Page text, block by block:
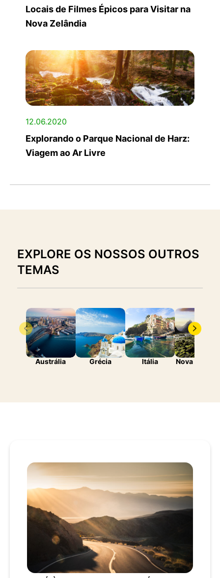
Locais de Filmes Épicos para Visitar na
Nova Zelândia
12.06.2020
Explorando o Parque Nacional de Harz:
Viagem ao Ar Livre
EXPLORE OS NOSSOS OUTROS
TEMAS
Austrália Grécia Itália Nova